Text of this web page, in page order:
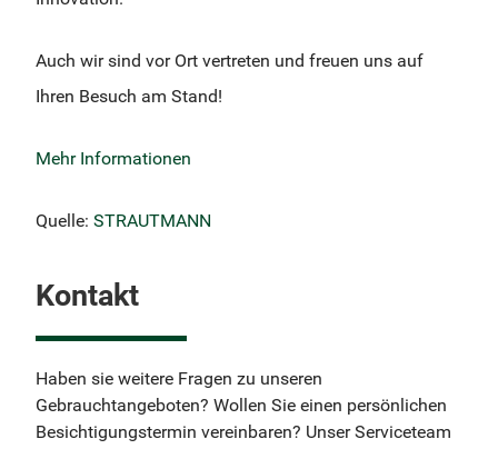
Auch wir sind vor Ort vertreten und freuen uns auf
Ihren Besuch am Stand!
Mehr Informationen
Quelle: STRAUTMANN
Kontakt
Haben sie weitere Fragen zu unseren
Gebrauchtangeboten? Wollen Sie einen persönlichen
Besichtigungstermin vereinbaren? Unser Serviceteam